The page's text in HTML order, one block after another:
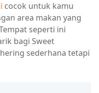
cocok untuk kamu
area makan yang
seperti ini
bagi Sweet
sederhana tetapi